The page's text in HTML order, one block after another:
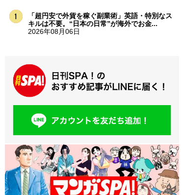
「超円安で外貨を稼ぐ副業術」英語・特別なス
キルは不要。“日本の日常”が海外でお金...
2026年08月06日